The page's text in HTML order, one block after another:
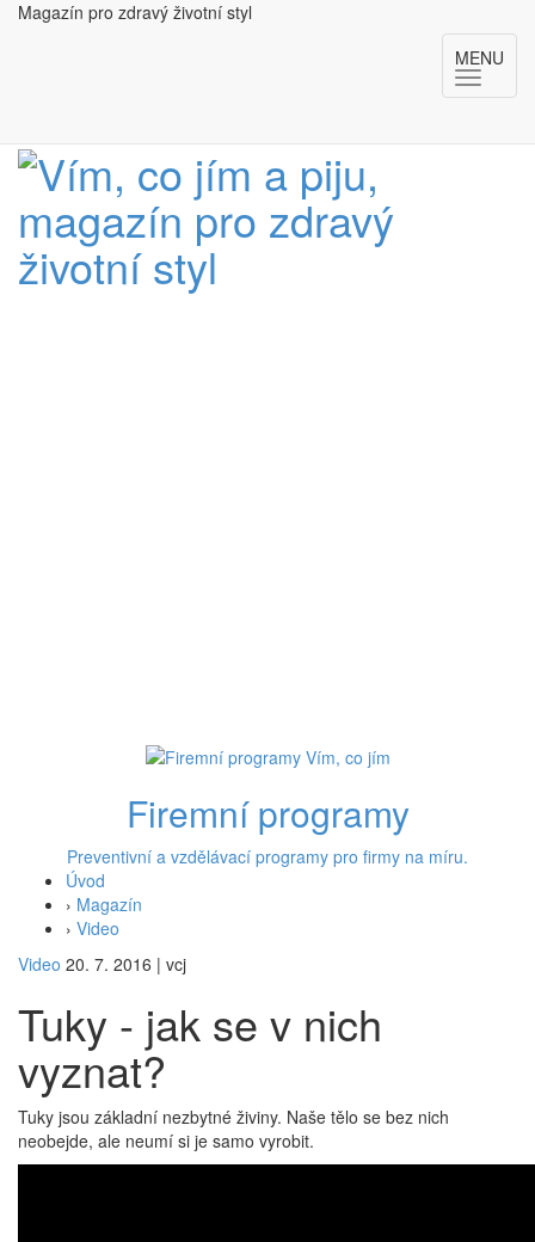
Magazín pro zdravý životní styl
MENU
Firemní programy
Preventivní a vzdělávací programy pro firmy na míru.
Úvod
› Magazín
› Video
Video 20. 7. 2016 | vcj
Tuky - jak se v nich
vyznat?
Tuky jsou základní nezbytné živiny. Naše tělo se bez nich
neobejde, ale neumí si je samo vyrobit.